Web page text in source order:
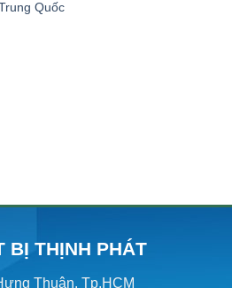
Quốc
BỊ THỊNH PHÁT
Thuận, Tp.HCM